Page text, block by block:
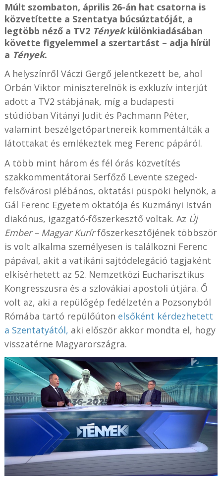
Múlt szombaton, április 26-án hat csatorna is
közvetítette a Szentatya búcsúztatóját, a
legtöbb néző a TV2 Tényekkülönkiadásában
követte figyelemmel a szertartást – adja hírül
a Tények.
A helyszínről Váczi Gergő jelentkezett be, ahol
Orbán Viktor miniszterelnök is exkluzív interjút
adott a TV2 stábjának, míg a budapesti
stúdióban Vitányi Judit és Pachmann Péter,
valamint beszélgetőpartnereik kommentálták a
látottakat és emlékeztek meg Ferenc pápáról.
A több mint három és fél órás közvetítés
szakkommentátorai Serfőző Levente szeged-
felsővárosi plébános, oktatási püspöki helynök, a
Gál Ferenc Egyetem oktatója és Kuzmányi István
diakónus, igazgató-főszerkesztő voltak. Az Új
Ember – Magyar Kurírfőszerkesztőjének többször
is volt alkalma személyesen is találkozni Ferenc
pápával, akit a vatikáni sajtódelegáció tagjaként
elkísérhetett az 52. Nemzetközi Eucharisztikus
Kongresszusra és a szlovákiai apostoli útjára. Ő
volt az, aki a repülőgép fedélzetén a Pozsonyból
Rómába tartó repülőúton elsőként kérdezhetett
a Szentatyától, aki először akkor mondta el, hogy
visszatérne Magyarországra.